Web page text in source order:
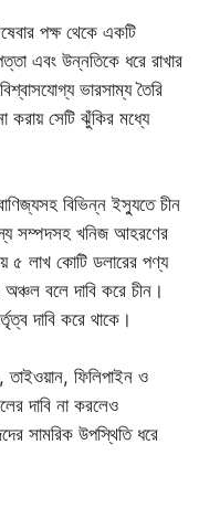
পক্ষ থেকে একটি
এবং উন্নতিকে ধরে রাখার
ভারসাম্য তৈরি
করায় সেটি ঝুঁকির মধ্যে
বিভিন্ন ইস্যুতে চীন
সম্পদসহ খনিজ আহরণের
৫ লাখ কোটি ডলারের পণ্য
বলে দাবি করে চীন।
দাবি করে থাকে।
তাইওয়ান, ফিলিপাইন ও
দাবি না করলেও
সামরিক উপস্থিতি ধরে